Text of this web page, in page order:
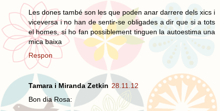
Les dones també son les que poden anar darrere dels xics i
viceversa i no han de sentir-se obligades a dir que si a tots
el homes, si ho fan possiblement tinguen la autoestima una
mica baixa
Respon
Tamara i Miranda Zetkin 28.11.12
Bon dia Rosa: